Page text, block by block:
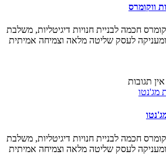
ווקומרס
חכמה לבניית חנויות דיגיטליות, משלבת
ומעניקה לעסק שליטה מלאה וצמיחה אמיתית
אין תגובות
חכמה לבניית חנויות דיגיטליות, משלבת
ומעניקה לעסק שליטה מלאה וצמיחה אמיתית